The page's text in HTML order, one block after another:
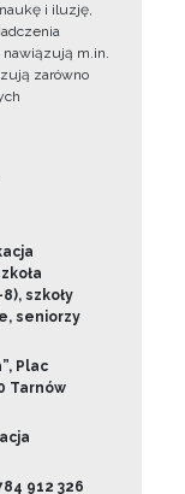
i iluzję,
nawiązują m.in.
zarówno
szkoły
seniorzy
Plac
Tarnów
912 326